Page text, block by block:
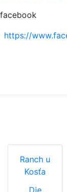
facebook
https://
Ranch u
Kosťa
Die